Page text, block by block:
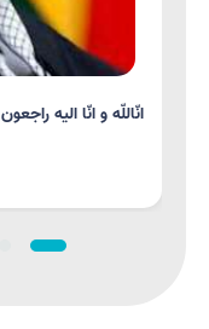
انّاللّه و انّا الیه راجعون